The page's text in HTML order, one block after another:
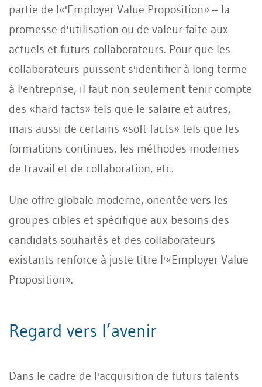
partie de l«'Employer Value Proposition» – la
promesse d'utilisation ou de valeur faite aux
actuels et futurs collaborateurs. Pour que les
collaborateurs puissent s'identifier à long terme
à l'entreprise, il faut non seulement tenir compte
des «hard facts» tels que le salaire et autres,
mais aussi de certains «soft facts» tels que les
formations continues, les méthodes modernes
de travail et de collaboration, etc.
Une offre globale moderne, orientée vers les
groupes cibles et spécifique aux besoins des
candidats souhaités et des collaborateurs
existants renforce à juste titre l'«Employer Value
Proposition».
Regard vers l’avenir
Dans le cadre de l'acquisition de futurs talents